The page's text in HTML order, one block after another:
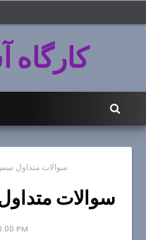
سوالات متداول
سوالات
PM